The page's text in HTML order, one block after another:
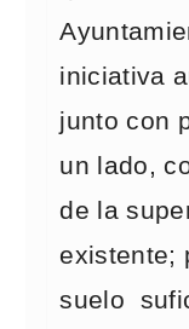
iniciativa
junto con
un lado,
de la
existente;
suelo